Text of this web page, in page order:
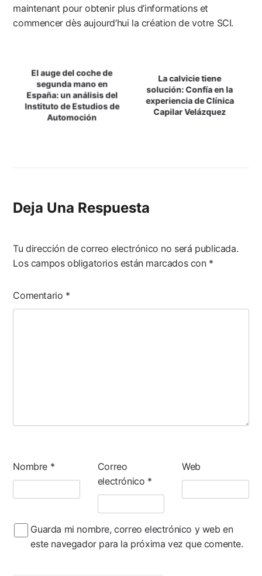
maintenant pour obtenir plus d’informations et
commencer dès aujourd’hui la création de votre SCI.
Navegación
De
Entradas
El auge del coche de
segunda mano en
España: un análisis del
Instituto de Estudios de
Automoción
La calvicie tiene
solución: Confía en la
experiencia de Clínica
Capilar Velázquez
Deja Una Respuesta
Tu dirección de correo electrónico no será publicada.
Los campos obligatorios están marcados con *
Comentario *
Nombre *
Correo
electrónico *
Web
Guarda mi nombre, correo electrónico y web en
este navegador para la próxima vez que comente.